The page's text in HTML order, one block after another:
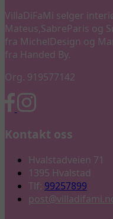
VillaDiFaMi selger
Mateus,SabreParis og
fra MichelDesign og
fra Handed By.
Org. 919577142
Kontakt oss
Hvalstadveien 71
1395 Hvalstad
Tlf: 99257899